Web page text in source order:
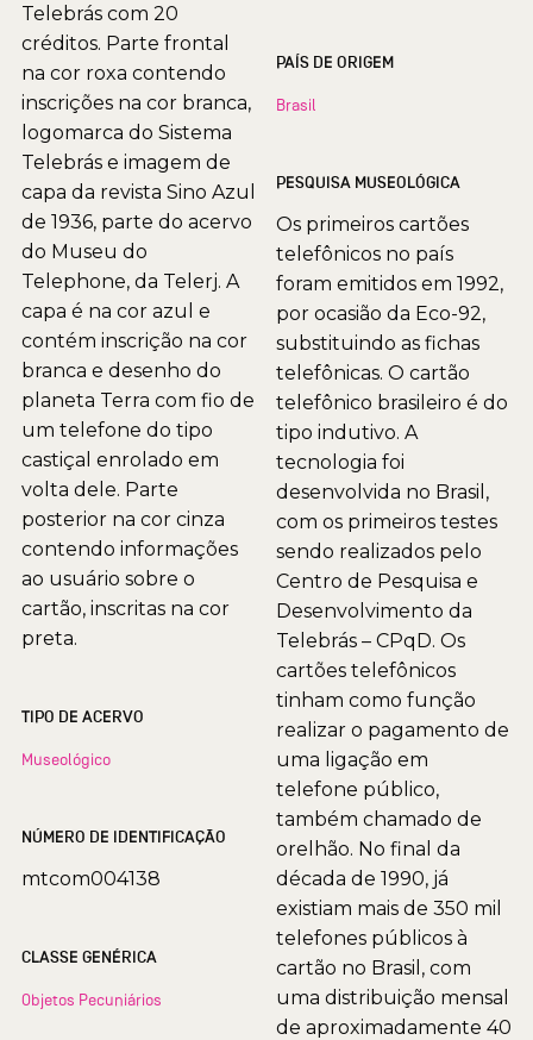
Telebrás com 20
créditos. Parte frontal
na cor roxa contendo
inscrições na cor branca,
logomarca do Sistema
Telebrás e imagem de
capa da revista Sino Azul
de 1936, parte do acervo
do Museu do
Telephone, da Telerj. A
capa é na cor azul e
contém inscrição na cor
branca e desenho do
planeta Terra com fio de
um telefone do tipo
castiçal enrolado em
volta dele. Parte
posterior na cor cinza
contendo informações
ao usuário sobre o
cartão, inscritas na cor
preta.
TIPO DE ACERVO
Museológico
NÚMERO DE IDENTIFICAÇÃO
mtcom004138
CLASSE GENÉRICA
Objetos Pecuniários
PAÍS DE ORIGEM
Brasil
PESQUISA MUSEOLÓGICA
Os primeiros cartões
telefônicos no país
foram emitidos em 1992,
por ocasião da Eco-92,
substituindo as fichas
telefônicas. O cartão
telefônico brasileiro é do
tipo indutivo. A
tecnologia foi
desenvolvida no Brasil,
com os primeiros testes
sendo realizados pelo
Centro de Pesquisa e
Desenvolvimento da
Telebrás – CPqD. Os
cartões telefônicos
tinham como função
realizar o pagamento de
uma ligação em
telefone público,
também chamado de
orelhão. No final da
década de 1990, já
existiam mais de 350 mil
telefones públicos à
cartão no Brasil, com
uma distribuição mensal
de aproximadamente 40